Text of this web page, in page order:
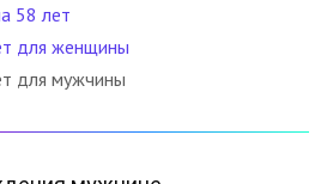
58 лет
для женщины
для мужчины